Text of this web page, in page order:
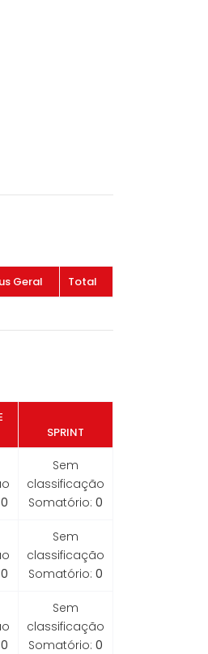
Geral Total
SPRINT
0
Sem
classificação
Somatório: 0
0
Sem
classificação
Somatório: 0
0
Sem
classificação
Somatório: 0